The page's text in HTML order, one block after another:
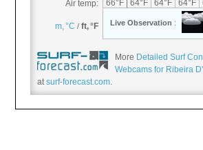
More Detailed Surf
Webcams for Ribeira
atsurf-forecast.com.